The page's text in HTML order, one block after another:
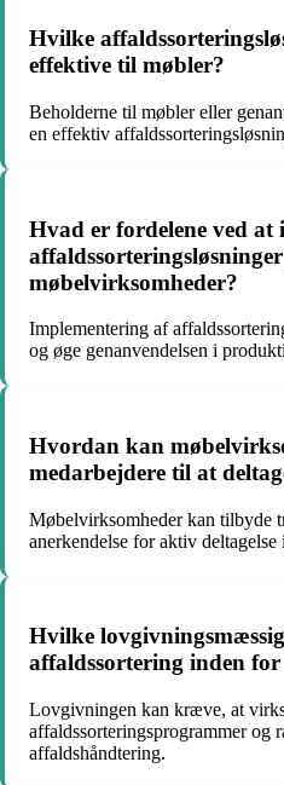
Hvilke
effektive til møbler?
Beholderne til møbler eller
en effektiv
Hvad er fordelene ved at
møbelvirksomheder?
Implementering af
og øge genanvendelsen i
Hvordan kan
medarbejdere til at
Møbelvirksomheder kan tilbyde
anerkendelse for aktiv
Hvilke
affaldssortering inden
Lovgivningen kan kræve, at
affaldssorteringsprogrammer og
affaldshåndtering.